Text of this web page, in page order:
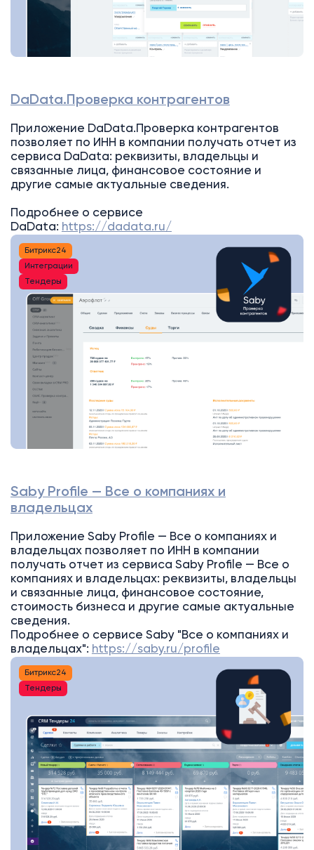
DaData.Проверка контрагентов
Приложение DaData.Проверка контрагентов
позволяет по ИНН в компании получать отчет из
сервиса DaData: реквизиты, владельцы и
связанные лица, финансовое состояние и
другие самые актуальные сведения.
Подробнее о сервисе
DaData: https://dadata.ru/
Битрикс24
Интеграции
Тендеры
Saby Profile — Все о компаниях и
владельцах
Приложение Saby Profile — Все о компаниях и
владельцах позволяет по ИНН в компании
получать отчет из сервиса Saby Profile — Все о
компаниях и владельцах: реквизиты, владельцы
и связанные лица, финансовое состояние,
стоимость бизнеса и другие самые актуальные
сведения.
Подробнее о сервисе Saby "Все о компаниях и
владельцах": https://saby.ru/profile
Битрикс24
Тендеры